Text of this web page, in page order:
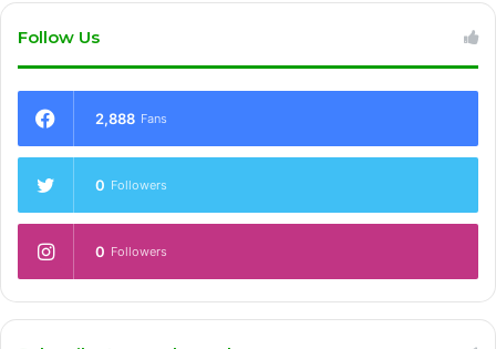
Follow Us
2,888 Fans
0 Followers
0 Followers